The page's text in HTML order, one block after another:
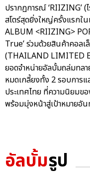
ปรากฏการณ์ ‘RIIZING’
สโตร์สุดยิ่งใหญ่ครั้งแรกใน
ALBUM <RIIZING>
True’ ร่วมด้วยสินค้าคอล
(THAILAND LIMITED
ยอดจำหน่ายอัลบั้มถล่มทล
หมดเกลี้ยงทั้ง 2 รอบการแ
ประเทศไทย ที่ความนิยมข
พร้อมมุ่งหน้าสู่เป้าหมายอั
อัลบั้มรูป